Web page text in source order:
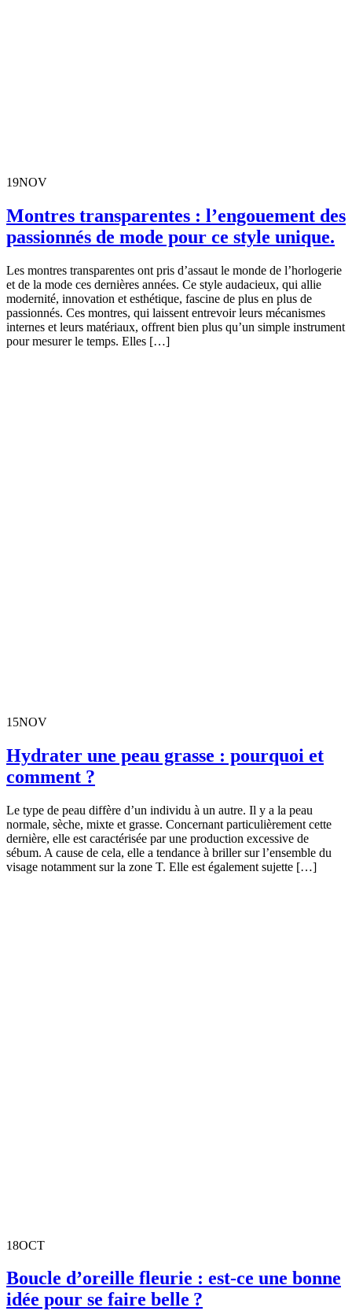
19NOV
Montres transparentes : l’engouement des
passionnés de mode pour ce style unique.
Les montres transparentes ont pris d’assaut le monde de l’horlogerie
et de la mode ces dernières années. Ce style audacieux, qui allie
modernité, innovation et esthétique, fascine de plus en plus de
passionnés. Ces montres, qui laissent entrevoir leurs mécanismes
internes et leurs matériaux, offrent bien plus qu’un simple instrument
pour mesurer le temps. Elles […]
15NOV
Hydrater une peau grasse : pourquoi et
comment ?
Le type de peau diffère d’un individu à un autre. Il y a la peau
normale, sèche, mixte et grasse. Concernant particulièrement cette
dernière, elle est caractérisée par une production excessive de
sébum. A cause de cela, elle a tendance à briller sur l’ensemble du
visage notamment sur la zone T. Elle est également sujette […]
18OCT
Boucle d’oreille fleurie : est-ce une bonne
idée pour se faire belle ?